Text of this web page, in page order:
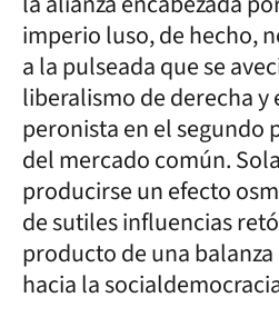
imperio luso, de hecho,
a la pulseada que se
liberalismo de derecha
peronista en el segundo
del mercado común.
producirse un efecto
de sutiles influencias
producto de una
hacia la